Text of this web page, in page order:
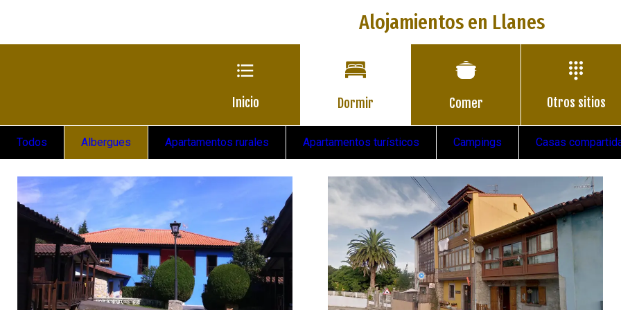
Alojamientos en Llanes
Inicio Dormir Comer Otros sitios
Todos Albergues Apartamentos rurales Apartamentos turísticos Campings Casas